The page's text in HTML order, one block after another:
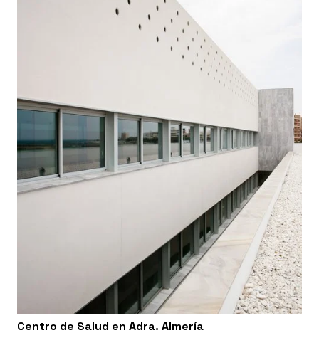
Centro de Salud en Adra. Almería